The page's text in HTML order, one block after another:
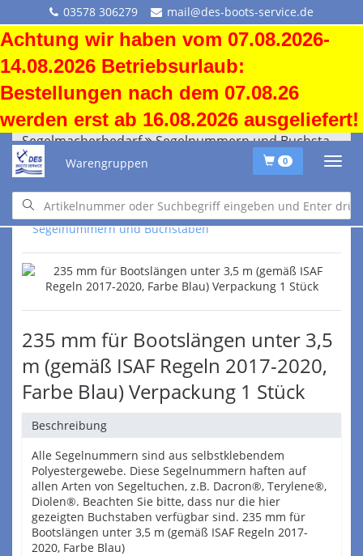
03578 306279 mail@des-boots-service.de
Achtung wir haben vom 07.08.2026-
14.08.2026 Betriebsurlaub:
Bestellungen nach dem 07.08.26
werden erst ab 16.08.2026 ausgeliefert!
Warengruppen 0
Segelmacherbedarf Segelnummern und Buchstaben
Segelmacherbedarf
Segelnummern und Buchstaben
235 mm für Bootslängen unter 3,5
m (gemäß ISAF Regeln 2017-2020,
Farbe Blau) Verpackung 1 Stück
Beschreibung
Alle Segelnummern sind aus selbstklebendem
Polyestergewebe. Diese Segelnummern haften auf
allen Arten von Segeltuchen, z.B. Dacron®, Terylene®,
Diolen®. Beachten Sie bitte, dass nur die hier
gezeigten Buchstaben verfügbar sind. 235 mm für
Bootslängen unter 3,5 m (gemäß ISAF Regeln 2017-
2020, Farbe Blau)